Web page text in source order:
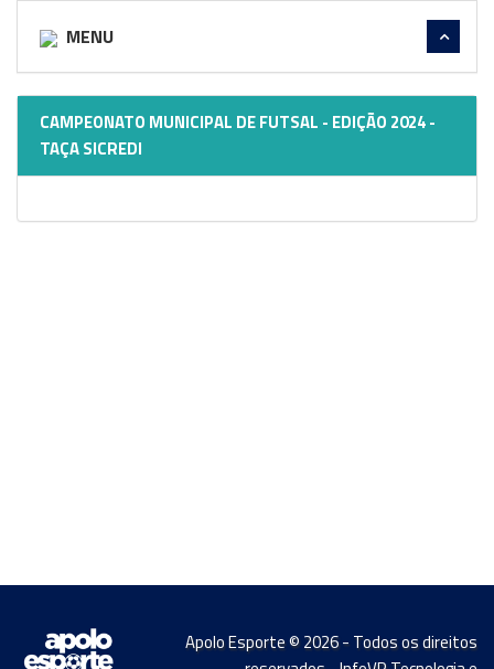
MENU
CAMPEONATO MUNICIPAL DE FUTSAL - EDIÇÃO 2024 -
TAÇA SICREDI
Apolo Esporte © 2026 - Todos os direitos